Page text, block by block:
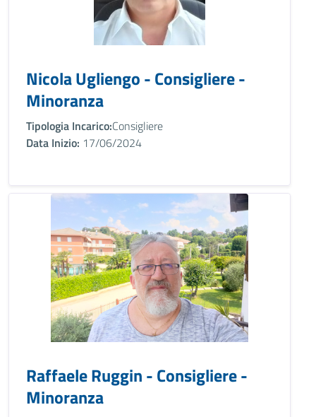
Nicola Ugliengo - Consigliere -
Minoranza
Tipologia Incarico:Consigliere
Data Inizio: 17/06/2024
Raffaele Ruggin - Consigliere -
Minoranza